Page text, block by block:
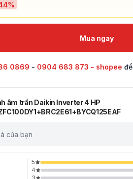
%
Mua ngay
0869 - 0904 683 873 - shopee
âm trần Daikin Inverter 4 HP
của bạn
5
4